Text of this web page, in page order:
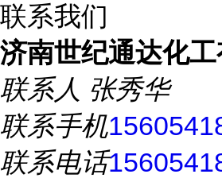
联系我们
济南世纪通达化工
联系人 张秀华
联系手机
联系电话